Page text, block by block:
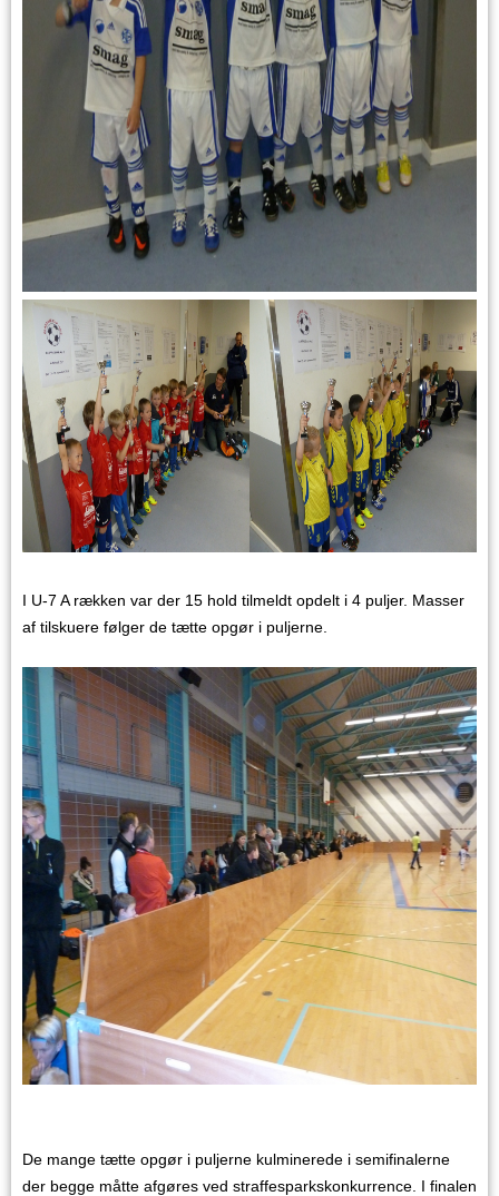
I U-7 A rækken var der 15 hold tilmeldt opdelt i 4 puljer. Masser
af tilskuere følger de tætte opgør i puljerne.
De mange tætte opgør i puljerne kulminerede i semifinalerne
der begge måtte afgøres ved straffesparkskonkurrence. I finalen